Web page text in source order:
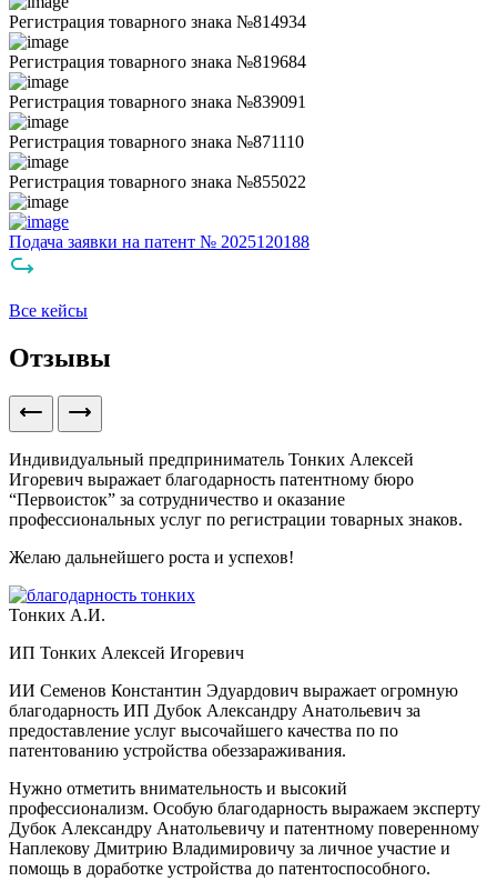
Регистрация товарного знака №814934
Регистрация товарного знака №819684
Регистрация товарного знака №839091
Регистрация товарного знака №871110
Регистрация товарного знака №855022
Подача заявки на патент № 2025120188
Все кейсы
Отзывы
Индивидуальный предприниматель Тонких Алексей
Игоревич выражает благодарность патентному бюро
“Первоисток” за сотрудничество и оказание
профессиональных услуг по регистрации товарных знаков.
Желаю дальнейшего роста и успехов!
Тонких А.И.
ИП Тонких Алексей Игоревич
ИИ Семенов Константин Эдуардович выражает огромную
благодарность ИП Дубок Александру Анатольевич за
предоставление услуг высочайшего качества по по
патентованию устройства обеззараживания.
Нужно отметить внимательность и высокий
профессионализм. Особую благодарность выражаем эксперту
Дубок Александру Анатольевичу и патентному поверенному
Наплекову Дмитрию Владимировичу за личное участие и
помощь в доработке устройства до патентоспособного.